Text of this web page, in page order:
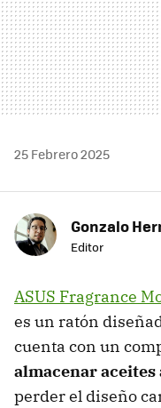
25 Febrero 2025
Gonzalo
Editor
ASUS Fragrance
es un ratón
cuenta con un
almacenar
perder el diseño